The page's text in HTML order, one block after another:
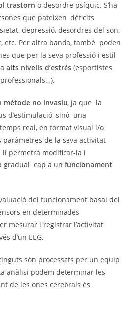
trastorn o desordre psíquic. S’ha
que pateixen dèficits
depressió, desordres del son,
etc. Per altra banda, també poden
que per la seva professió i estil
aalts nivells d’estrés(esportistes
mètode no invasiu, ja que la
d’estimulació, sinó una
real, en format visual i/o
de la seva activitat
permetrà modificar-la i
gradual cap a unfuncionament
del funcionament basal del
en determinades
mesurar i registrar l’activitat
d’un EEG.
són processats per un equip
anàlisi podem determinar les
de les ones cerebrals és